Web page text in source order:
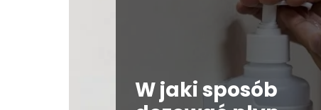
W jaki sposób